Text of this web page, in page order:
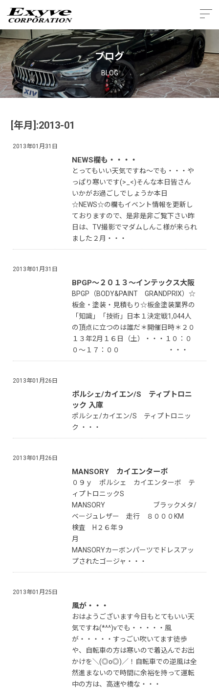
ブログ
BLOG
[年月]:2013-01
NEWS欄も・・・・
とってもいい天気ですね〜でも・・・や
っぱり寒いです(>_<)そんな本日皆さん
いかがお過ごしでしょうか本日
☆NEWS☆の欄もイベント情報を更新し
ておりますので、是非是非ご覧下さい昨
日は、TV撮影でマダムしんこ様が来られ
ました２月・・・
2013年01月31日
BPGP〜２０１３〜インテックス大阪
BPGP（BODY&PAINT GRANDPRIX）☆
板金・塗装・見積もり☆板金塗装業界の
「知識」「技術」日本１決定戦1,044人
の頂点に立つのは誰だ＊開催日時＊２０
１３年2月１６日（土）・・・１０：０
０〜１７：００ ・・・
2013年01月31日
ポルシェ/カイエン/S ティプトロニ
ック 入庫
ポルシェ/カイエン/S ティプトロニッ
ク ・・・
2013年01月26日
MANSORY カイエンターボ
０９ｙ ポルシェ カイエンターボ テ
ィプトロニックS
MANSORY ブラックメタ/
ベージュレザー 走行 ８０００KM
検査 H２６年９
月
MANSORYカーボンパーツでドレスアッ
プされたゴージャ・・・
2013年01月26日
風が・・・
おはようございます今日もとてもいい天
気ですね(*^^)vでも・・・・・風
が・・・・・すっごい吹いてます徒歩
や、自転車の方は寒いので着込んでお出
かけを＼(◎o◎)／！自転車での逆風は全
然進まないので時間に余裕を持って運転
中の方は、高速や橋な・・・
2013年01月25日